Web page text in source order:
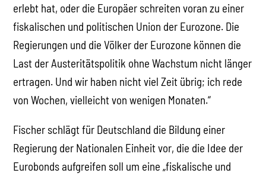
erlebt hat, oder die Europäer schreiten voran zu einer
fiskalischen und politischen Union der Eurozone. Die
Regierungen und die Völker der Eurozone können die
Last der Austeritätspolitik ohne Wachstum nicht länger
ertragen. Und wir haben nicht viel Zeit übrig; ich rede
von Wochen, vielleicht von wenigen Monaten.“
Fischer schlägt für Deutschland die Bildung einer
Regierung der Nationalen Einheit vor, die die Idee der
Eurobonds aufgreifen soll um eine „fiskalische und